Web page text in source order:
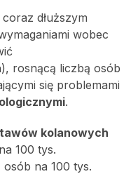
dłuższym
wobec
rosnącą liczbą osób
się problemami
.
kolanowych
100 tys.
osób na 100 tys.